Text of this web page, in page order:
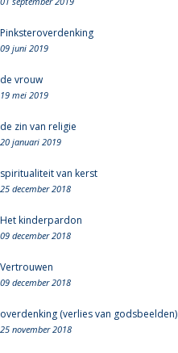
Pinksteroverdenking
09 juni 2019
de vrouw
19 mei 2019
de zin van religie
20 januari 2019
spiritualiteit van kerst
25 december 2018
Het kinderpardon
09 december 2018
Vertrouwen
09 december 2018
overdenking (verlies van godsbeelden)
25 november 2018